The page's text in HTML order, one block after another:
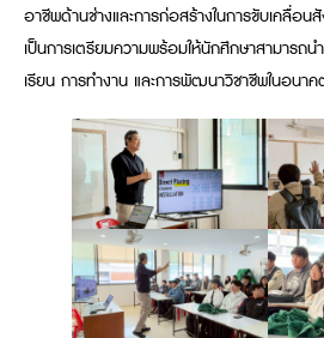
อาชีพด้านช่างและการก่อสร้างในการขับเคลื่อ
เป็นการเตรียมความพร้อมให้นักศึกษาสามารถน
เรียน การทำงาน และการพัฒนาวิชาชีพในอนาค